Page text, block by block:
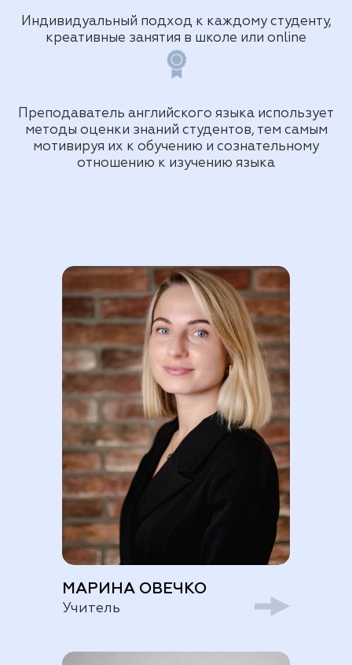
Индивидуальный подход к каждому студенту,
креативные занятия в школе или online
Преподаватель английского языка использует
методы оценки знаний студентов, тем самым
мотивируя их к обучению и сознательному
отношению к изучению языка
МАРИНА ОВЕЧКО
Учитель